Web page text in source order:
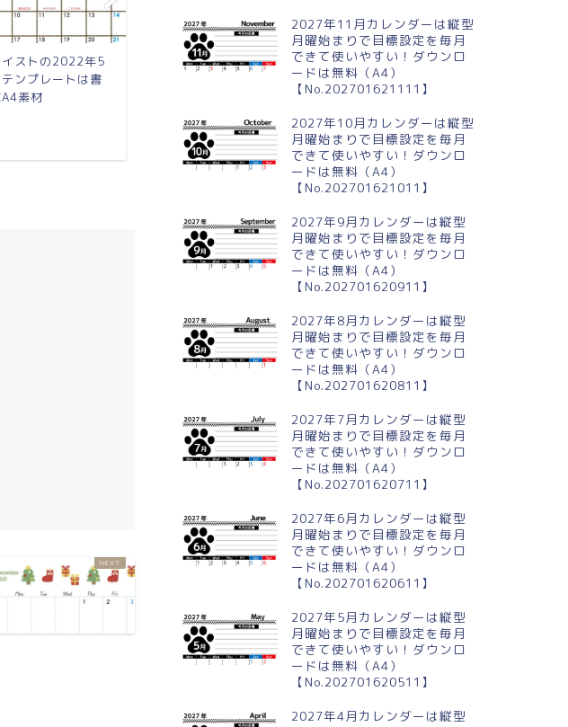
イストの2022年5
ンプレートは書
素材
見やすいカレンダー（2022年9
月）はA4横型でペンギンがお月
お団子イラストがシンプルな
2022年3月の無料カレンダーは
A4横型で使いやすい
2027年11月カレンダーは縦型
月曜始まりで目標設定を毎月
できて使いやすい！ダウンロ
ードは無料（A4）
【No.202701621111】
2027年10月カレンダーは縦型
月曜始まりで目標設定を毎月
できて使いやすい！ダウンロ
ードは無料（A4）
【No.202701621011】
2027年9月カレンダーは縦型
月曜始まりで目標設定を毎月
できて使いやすい！ダウンロ
ードは無料（A4）
【No.202701620911】
2027年8月カレンダーは縦型
月曜始まりで目標設定を毎月
できて使いやすい！ダウンロ
ードは無料（A4）
【No.202701620811】
2027年7月カレンダーは縦型
月曜始まりで目標設定を毎月
できて使いやすい！ダウンロ
ードは無料（A4）
【No.202701620711】
2027年6月カレンダーは縦型
月曜始まりで目標設定を毎月
できて使いやすい！ダウンロ
ードは無料（A4）
【No.202701620611】
2027年5月カレンダーは縦型
月曜始まりで目標設定を毎月
できて使いやすい！ダウンロ
ードは無料（A4）
【No.202701620511】
2027年4月カレンダーは縦型